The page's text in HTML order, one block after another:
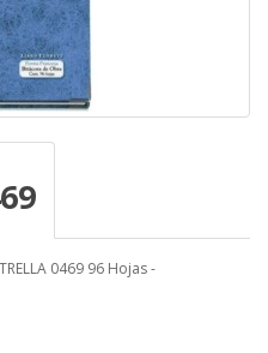
0469 96 Hojas -